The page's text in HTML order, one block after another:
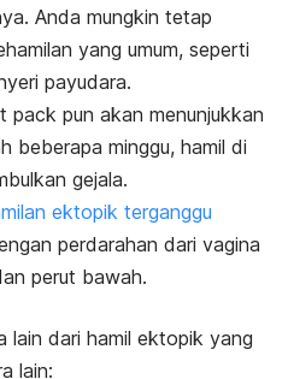
Anda mungkin tetap
yang umum, seperti
payudara.
pack pun akan menunjukkan
beberapa minggu, hamil di
gejala.
ektopik terganggu
perdarahan dari vagina
perut bawah.
lain dari hamil ektopik yang
lain: